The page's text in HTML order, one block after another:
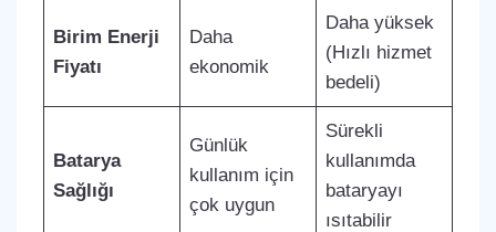
Birim Enerji
Fiyatı
Daha
ekonomik
Daha yüksek
(Hızlı hizmet
bedeli)
Batarya
Sağlığı
Günlük
kullanım için
çok uygun
Sürekli
kullanımda
bataryayı
ısıtabilir